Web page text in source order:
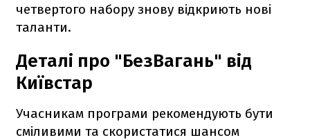
четвертого набору знову відкриють нові
таланти.
Деталі про "БезВагань" від
Київстар
Учасникам програми рекомендують бути
сміливими та скористатися шансом